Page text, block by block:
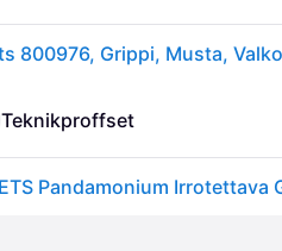
Teknikproffset
Pandamonium Irrotettava